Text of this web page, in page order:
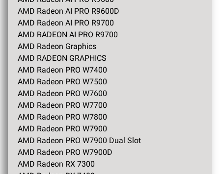
AMD Radeon AI PRO R9600D
AMD Radeon AI PRO R9700
AMD RADEON AI PRO R9700
AMD Radeon Graphics
AMD RADEON GRAPHICS
AMD Radeon PRO W7400
AMD Radeon PRO W7500
AMD Radeon PRO W7600
AMD Radeon PRO W7700
AMD Radeon PRO W7800
AMD Radeon PRO W7900
AMD Radeon PRO W7900 Dual Slot
AMD Radeon PRO W7900D
AMD Radeon RX 7300